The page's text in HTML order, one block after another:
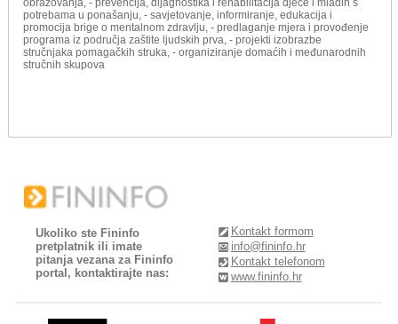
potrebama u ponašanju, - savjetovanje, informiranje, edukacija i
promocija brige o mentalnom zdravlju, - predlaganje mjera i provođenje
programa iz područja zaštite ljudskih prva, - projekti izobrazbe
stručnjaka pomagačkih struka, - organiziranje domaćih i međunarodnih
stručnih skupova
Ukoliko ste Fininfo
pretplatnik ili imate
pitanja vezana za Fininfo
portal, kontaktirajte nas:
Kontakt formom
info@fininfo.hr
Kontakt telefonom
www.fininfo.hr